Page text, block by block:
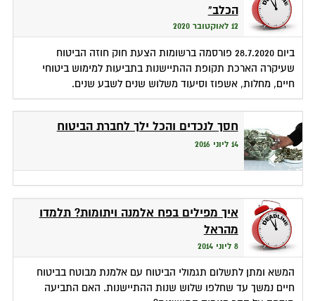
הכלב"
12 לאוקטובר 2020
ביום 28.7.2020 פורסמה ברשומות הצעת חוק חוזה הביטוח
שעיקרה הארכת תקופת ההתיישנות בתביעות למימוש ביטוחי
חיים, מחלות, אשפוז וסיעוד משלוש שנים לשבע שנים.
חסך לנכדים והכל ילך לחברת הביטוח
14 ליוני 2016
איך מפילים בפח אלמנה ויתומות? תלמדו
מהראל
8 ליוני 2014
המשא ומתן לתשלום תגמולי הביטוח עם אלמנת מבוטח בביטוח
חיים נמשך עד שחלפו שלוש שנות ההתיישנות. האם התביעה